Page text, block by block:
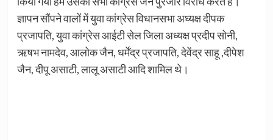
ज्ञापन सौंपने वालों में युवा कांग्रेस विधानसभा अध्यक्ष दीपक
प्रजापति, युवा कांग्रेस आईटी सेल जिला अध्यक्ष प्रदीप सोनी,
ऋषभ नामदेव, आलोक जैन, धर्मेंद्र प्रजापति, देवेंद्र साहू ,दीपेश
जैन, दीपू असाटी, लालू असाटी आदि शामिल थे।